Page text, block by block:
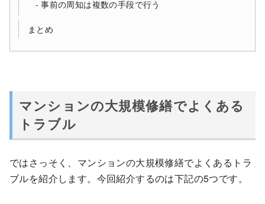
事前の周知は複数の手段で行う
まとめ
マンションの大規模修繕でよくある
トラブル
ではさっそく、マンションの大規模修繕でよくあるトラ
ブルを紹介します。今回紹介するのは下記の5つです。